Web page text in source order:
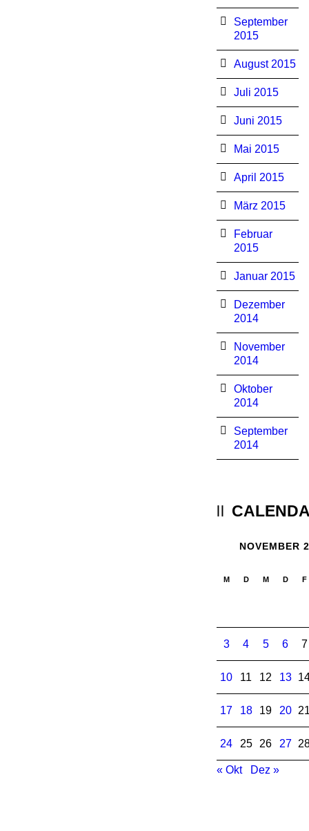
September
2015
August 2015
Juli 2015
Juni 2015
Mai 2015
April 2015
März 2015
Februar
2015
Januar 2015
Dezember
2014
November
2014
Oktober
2014
September
2014
NOVEMBER
M D M D F
3 4 5 6 7
10 11 12 13
17 18 19 20
24 25 26 27
« Okt Dez »